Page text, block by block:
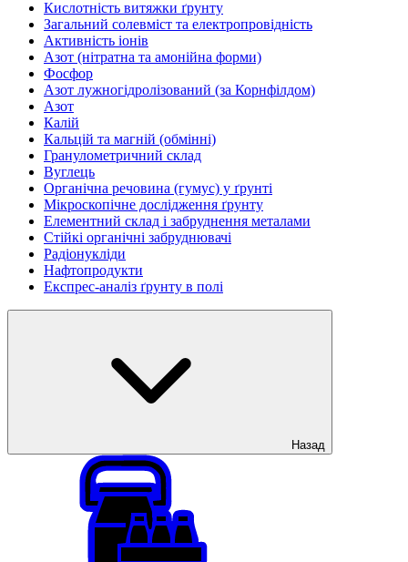
Кислотність витяжки ґрунту
Загальний солевміст та електропровідність
Активність іонів
Азот (нітратна та амонійна форми)
Фосфор
Азот лужногідролізований (за Корнфілдом)
Азот
Калій
Кальцій та магній (обмінні)
Гранулометричний склад
Вуглець
Органічна речовина (гумус) у ґрунті
Мікроскопічне дослідження ґрунту
Елементний склад і забруднення металами
Стійкі органічні забруднювачі
Радіонукліди
Нафтопродукти
Експрес-аналіз ґрунту в полі
Назад